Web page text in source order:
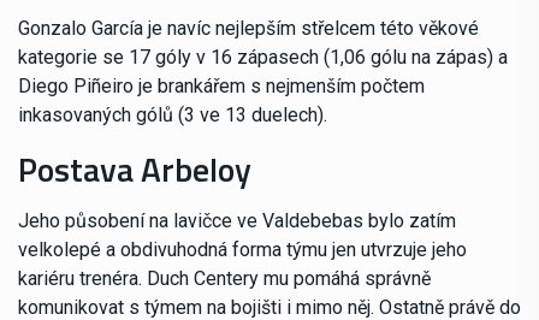
Gonzalo García je navíc nejlepším střelcem této věkové
kategorie se 17 góly v 16 zápasech (1,06 gólu na zápas) a
Diego Piñeiro je brankářem s nejmenším počtem
inkasovaných gólů (3 ve 13 duelech).
Postava Arbeloy
Jeho působení na lavičce ve Valdebebas bylo zatím
velkolepé a obdivuhodná forma týmu jen utvrzuje jeho
kariéru trenéra. Duch Centery mu pomáhá správně
komunikovat s týmem na bojišti i mimo něj. Ostatně právě do